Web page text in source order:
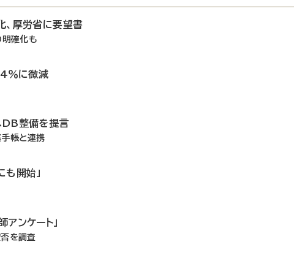
、厚労省に要望書
確化も
％に微減
DB整備を提言
帳と連携
も開始」
アンケート」
を調査